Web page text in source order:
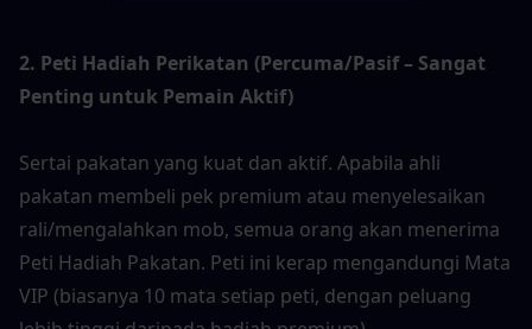
2. Peti Hadiah Perikatan (Percuma/Pasif – Sangat
Penting untuk Pemain Aktif)
Sertai pakatan yang kuat dan aktif. Apabila ahli
pakatan membeli pek premium atau menyelesaikan
rali/mengalahkan mob, semua orang akan menerima
Peti Hadiah Pakatan. Peti ini kerap mengandungi Mata
VIP (biasanya 10 mata setiap peti, dengan peluang